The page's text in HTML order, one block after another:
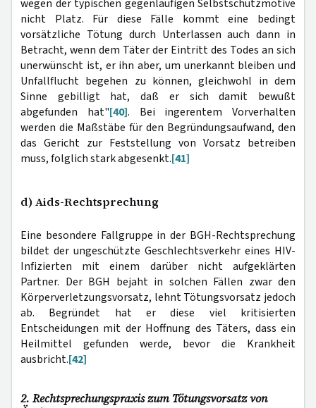
wegen der typischen gegenläufigen Selbstschutzmotive
nicht Platz. Für diese Fälle kommt eine bedingt
vorsätzliche Tötung durch Unterlassen auch dann in
Betracht, wenn dem Täter der Eintritt des Todes an sich
unerwünscht ist, er ihn aber, um unerkannt bleiben und
Unfallflucht begehen zu können, gleichwohl in dem
Sinne gebilligt hat, daß er sich damit bewußt
abgefunden hat"[40]. Bei ingerentem Vorverhalten
werden die Maßstäbe für den Begründungsaufwand, den
das Gericht zur Feststellung von Vorsatz betreiben
muss, folglich stark abgesenkt.[41]
d) Aids-Rechtsprechung
Eine besondere Fallgruppe in der BGH-Rechtsprechung
bildet der ungeschützte Geschlechtsverkehr eines HIV-
Infizierten mit einem darüber nicht aufgeklärten
Partner. Der BGH bejaht in solchen Fällen zwar den
Körperverletzungsvorsatz, lehnt Tötungsvorsatz jedoch
ab. Begründet hat er diese viel kritisierten
Entscheidungen mit der Hoffnung des Täters, dass ein
Heilmittel gefunden werde, bevor die Krankheit
ausbricht.[42]
2. Rechtsprechungspraxis zum Tötungsvorsatz von